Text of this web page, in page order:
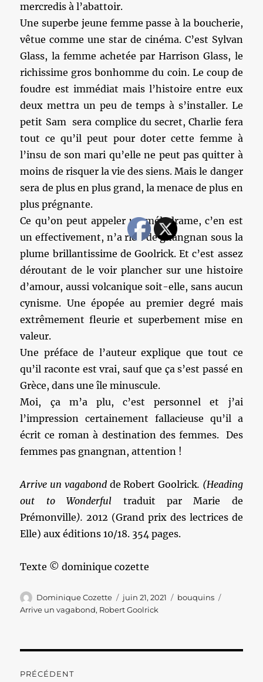
mercredis à l’abattoir.
Une superbe jeune femme passe à la boucherie,
vêtue comme une star de cinéma. C’est Sylvan
Glass, la femme achetée par Harrison Glass, le
richissime gros bonhomme du coin. Le coup de
foudre est immédiat mais l’histoire entre eux
deux mettra un peu de temps à s’installer. Le
petit Sam sera complice du secret, Charlie fera
tout ce qu’il peut pour doter cette femme à
l’insu de son mari qu’elle ne peut pas quitter à
moins de risquer la vie des siens. Mais le danger
sera de plus en plus grand, la menace de plus en
plus prégnante.
Ce qu’on peut appeler un mélodrame, c’en est
un effectivement, n’a rien de gnangnan sous la
plume brillantissime de Goolrick. Et c’est assez
déroutant de le voir plancher sur une histoire
d’amour, aussi volcanique soit-elle, sans aucun
cynisme. Une épopée au premier degré mais
extrêmement fleurie et superbement mise en
valeur.
Une préface de l’auteur explique que tout ce
qu’il raconte est vrai, sauf que ça s’est passé en
Grèce, dans une île minuscule.
Moi, ça m’a plu, c’est personnel et j’ai
l’impression certainement fallacieuse qu’il a
écrit ce roman à destination des femmes. Des
femmes pas gnangnan, attention !
Arrive un vagabond de Robert Goolrick. (Heading
out to Wonderful traduit par Marie de
Prémonville).2012 (Grand prix des lectrices de
Elle) aux éditions 10/18. 354 pages.
Texte © dominique cozette
Auteur
Dominique Cozette
Publié
le
juin 21, 2021 Catégories
bouquins
Arrive un vagabond, Robert Goolrick
PRÉCÉDENT